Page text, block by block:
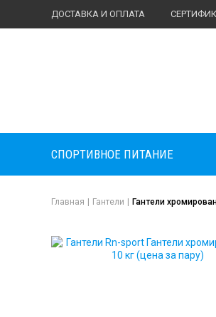
ДОСТАВКА И ОПЛАТА
СПОРТИВНОЕ ПИТАНИЕ
Главная Гантели Гантели